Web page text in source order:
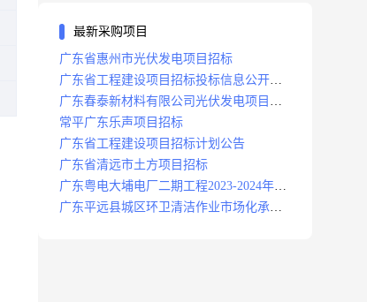
最新采购项目
广东省惠州市光伏发电项目招标
广东省工程建设项目招标投标信息公开目
录
广东春泰新材料有限公司光伏发电项目招
标
常平广东乐声项目招标
广东省工程建设项目招标计划公告
广东省清远市土方项目招标
广东粤电大埔电厂二期工程2023-2024年度
安保服务项目招标公告
广东平远县城区环卫清洁作业市场化承包